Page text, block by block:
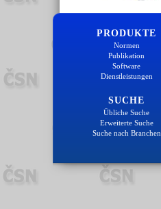
PRODUKTE
Normen
Publikation
Software
Dienstleistungen
SUCHE
Übliche Suche
Erweiterte Suche
Suche nach Branchen